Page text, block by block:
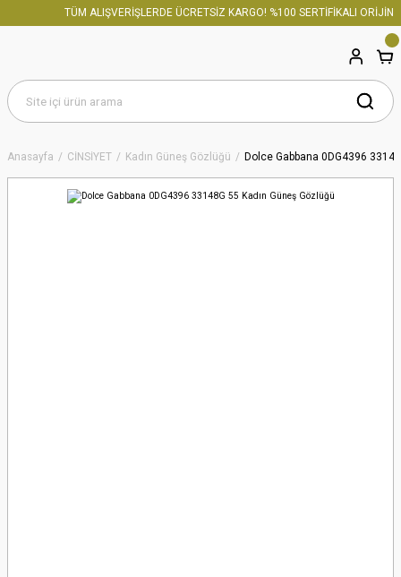
TÜM ALIŞVERİŞLERDE ÜCRETSİZ KARGO! %100 SERTİFİKALI ORİJİNAL
Anasayfa CİNSİYET Kadın Güneş Gözlüğü Dolce Gabbana 0DG4396